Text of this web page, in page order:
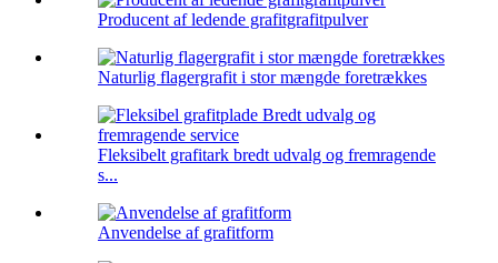
Producent af ledende grafitgrafitpulver
Naturlig flagergrafit i stor mængde foretrækkes
Fleksibelt grafitark bredt udvalg og fremragende
s...
Anvendelse af grafitform